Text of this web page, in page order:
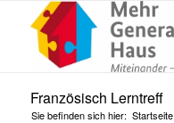
Französisch Lerntreff
Sie befinden sich hier: Startseite